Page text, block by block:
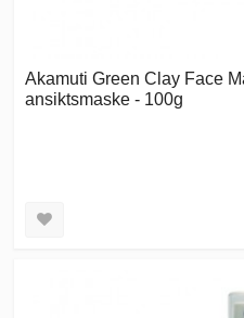
Akamuti Green Clay Face
ansiktsmaske - 100g